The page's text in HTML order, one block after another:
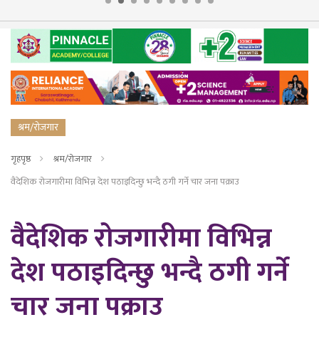
श्रम/रोजगार
गृहपृष्ठ
श्रम/रोजगार
वैदेशिक रोजगारीमा विभिन्न देश पठाइदिन्छु भन्दै ठगी गर्ने चार जना पक्राउ
वैदेशिक रोजगारीमा विभिन्न
देश पठाइदिन्छु भन्दै ठगी गर्ने
चार जना पक्राउ